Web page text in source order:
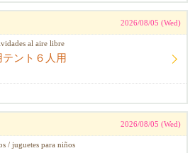
2026/08/05 (Wed)
al aire libre
ント６人用
2026/08/05 (Wed)
/ juguetes para niños